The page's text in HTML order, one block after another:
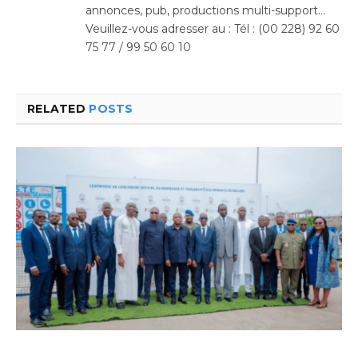
annonces, pub, productions multi-support…
Veuillez-vous adresser au : Tél : (00 228) 92 60
75 77 / 99 50 60 10
RELATED POSTS